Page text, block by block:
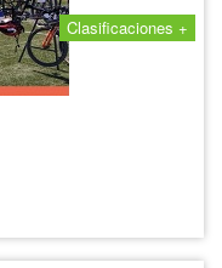
Clasificaciones +